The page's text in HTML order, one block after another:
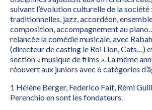
suivant l’évolution culturelle de la société
traditionnelles, jazz, accordéon,
composition, accompagnement au
relancée la comédie musicale, avec
(directeur de casting le Roi Lion, Cats…)
section « musique de films ». La même
réouvert aux juniors avec 6 catégories
1 Hélène Berger, Federico Fait, Rémi
Perenchio en sont les fondateurs.